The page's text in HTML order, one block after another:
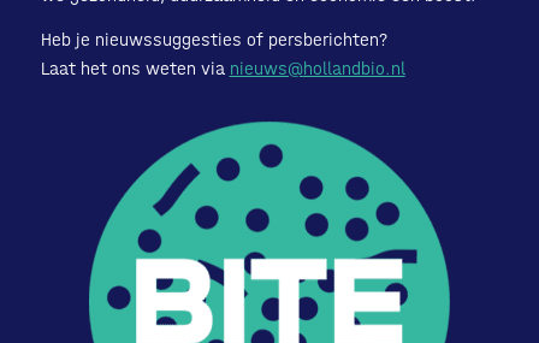
Heb je nieuwssuggesties of persberichten?
Laat het ons weten via nieuws@hollandbio.nl